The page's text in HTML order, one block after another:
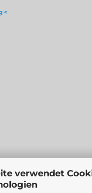
verwendet
<